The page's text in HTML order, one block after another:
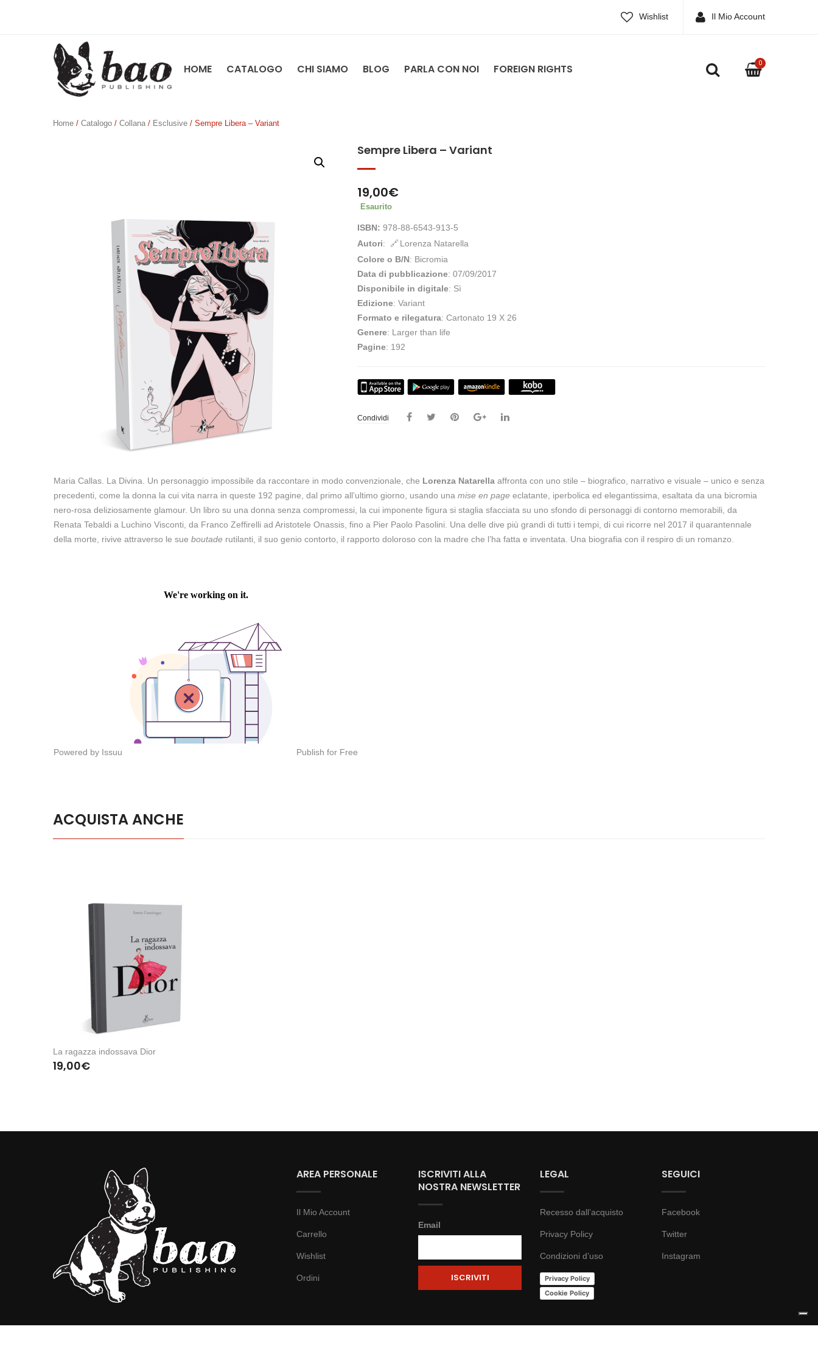
Wishlist Il Mio Account
HOME CATALOGO CHI SIAMO BLOG PARLA CON NOI FOREIGN RIGHTS 0
Home / Catalogo / Collana / Esclusive / Sempre Libera – Variant
Sempre Libera – Variant
19,00€
Esaurito
ISBN: 978-88-6543-913-5
Autori:
Lorenza Natarella
Colore o B/N: Bicromia
Data di pubblicazione: 07/09/2017
Disponibile in digitale: Sì
Edizione: Variant
Formato e rilegatura: Cartonato 19 X 26
Genere: Larger than life
Pagine: 192
Condividi
Maria Callas. La Divina. Un personaggio impossibile da raccontare in modo convenzionale, che Lorenza Natarella affronta con uno stile – biografico, narrativo e visuale – unico e senza
precedenti, come la donna la cui vita narra in queste 192 pagine, dal primo all’ultimo giorno, usando una mise en page eclatante, iperbolica ed elegantissima, esaltata da una bicromia
nero-rosa deliziosamente glamour. Un libro su una donna senza compromessi, la cui imponente figura si staglia sfacciata su uno sfondo di personaggi di contorno memorabili, da
Renata Tebaldi a Luchino Visconti, da Franco Zeffirelli ad Aristotele Onassis, fino a Pier Paolo Pasolini. Una delle dive più grandi di tutti i tempi, di cui ricorre nel 2017 il quarantennale
della morte, rivive attraverso le sue boutade rutilanti, il suo genio contorto, il rapporto doloroso con la madre che l’ha fatta e inventata. Una biografia con il respiro di un romanzo.
Powered by Issuu Publish for Free
ACQUISTA ANCHE
La ragazza indossava Dior
19,00€
AREA PERSONALE
Il Mio Account
Carrello
Wishlist
Ordini
ISCRIVITI ALLA
NOSTRA NEWSLETTER
Email
LEGAL
Recesso dall’acquisto
Privacy Policy
Condizioni d’uso
Privacy Policy
Cookie Policy
SEGUICI
Facebook
Twitter
Instagram